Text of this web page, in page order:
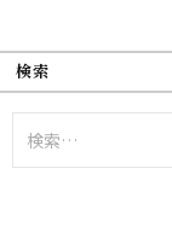
検索
索: